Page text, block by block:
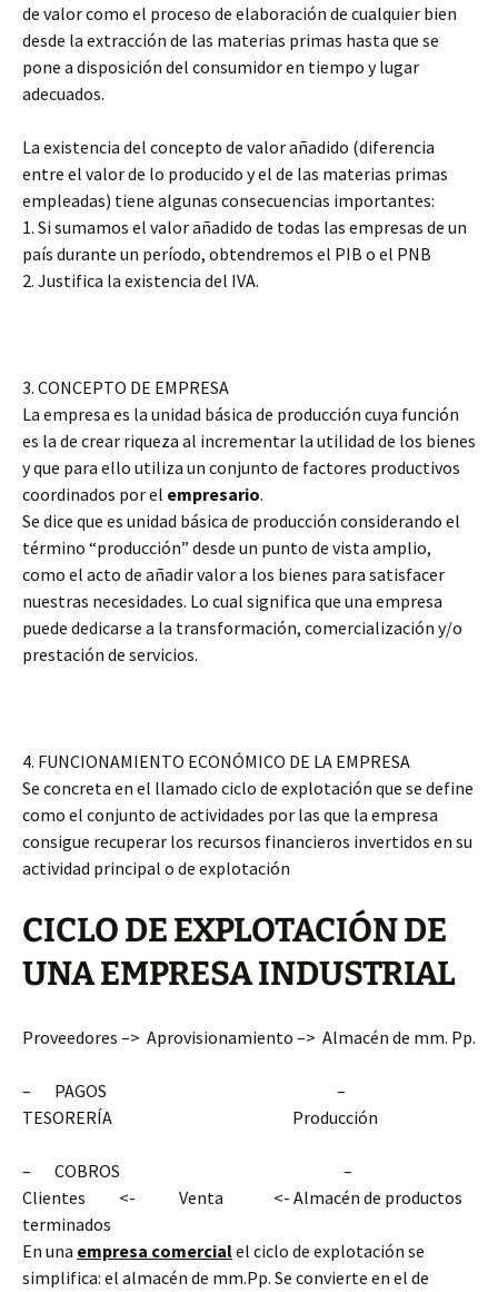
de valor como el proceso de elaboración de cualquier bien
desde la extracción de las materias primas hasta que se
pone a disposición del consumidor en tiempo y lugar
adecuados.
La existencia del concepto de valor añadido (diferencia
entre el valor de lo producido y el de las materias primas
empleadas) tiene algunas consecuencias importantes:
1. Si sumamos el valor añadido de todas las empresas de un
país durante un período, obtendremos el PIB o el PNB
2. Justifica la existencia del IVA.
3. CONCEPTO DE EMPRESA
La empresa es la unidad básica de producción cuya función
es la de crear riqueza al incrementar la utilidad de los bienes
y que para ello utiliza un conjunto de factores productivos
coordinados por el empresario.
Se dice que es unidad básica de producción considerando el
término “producción” desde un punto de vista amplio,
como el acto de añadir valor a los bienes para satisfacer
nuestras necesidades. Lo cual significa que una empresa
puede dedicarse a la transformación, comercialización y/o
prestación de servicios.
4. FUNCIONAMIENTO ECONÓMICO DE LA EMPRESA
Se concreta en el llamado ciclo de explotación que se define
como el conjunto de actividades por las que la empresa
consigue recuperar los recursos financieros invertidos en su
actividad principal o de explotación
CICLO DE EXPLOTACIÓN DE
UNA EMPRESA INDUSTRIAL
Proveedores –> Aprovisionamiento –> Almacén de mm. Pp.
– PAGOS –
TESORERÍA Producción
– COBROS –
Clientes <- Venta <- Almacén de productos
terminados
En una empresa comercialel ciclo de explotación se
simplifica: el almacén de mm.Pp. Se convierte en el de